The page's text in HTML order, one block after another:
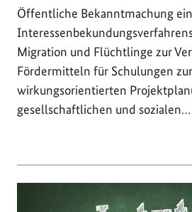
Öffentliche Bekanntmachung
Migration und Flüchtlinge zur
Fördermitteln für Schulungen
wirkungsorientierten
gesellschaftlichen und sozialen…